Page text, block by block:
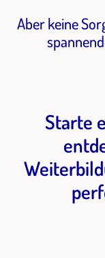
Aber keine
Starte